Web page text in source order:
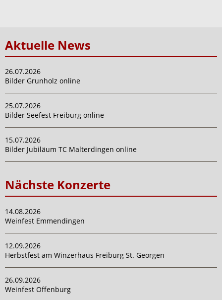
Aktuelle News
26.07.2026
Bilder Grunholz online
25.07.2026
Bilder Seefest Freiburg online
15.07.2026
Bilder Jubiläum TC Malterdingen online
Nächste Konzerte
14.08.2026
Weinfest Emmendingen
12.09.2026
Herbstfest am Winzerhaus Freiburg St. Georgen
26.09.2026
Weinfest Offenburg